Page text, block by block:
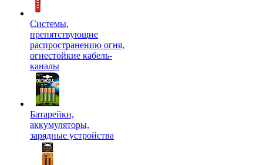
Системы,
препятствующие
распространению огня,
огнестойкие кабель-
каналы
Батарейки,
аккумуляторы,
зарядные устройства